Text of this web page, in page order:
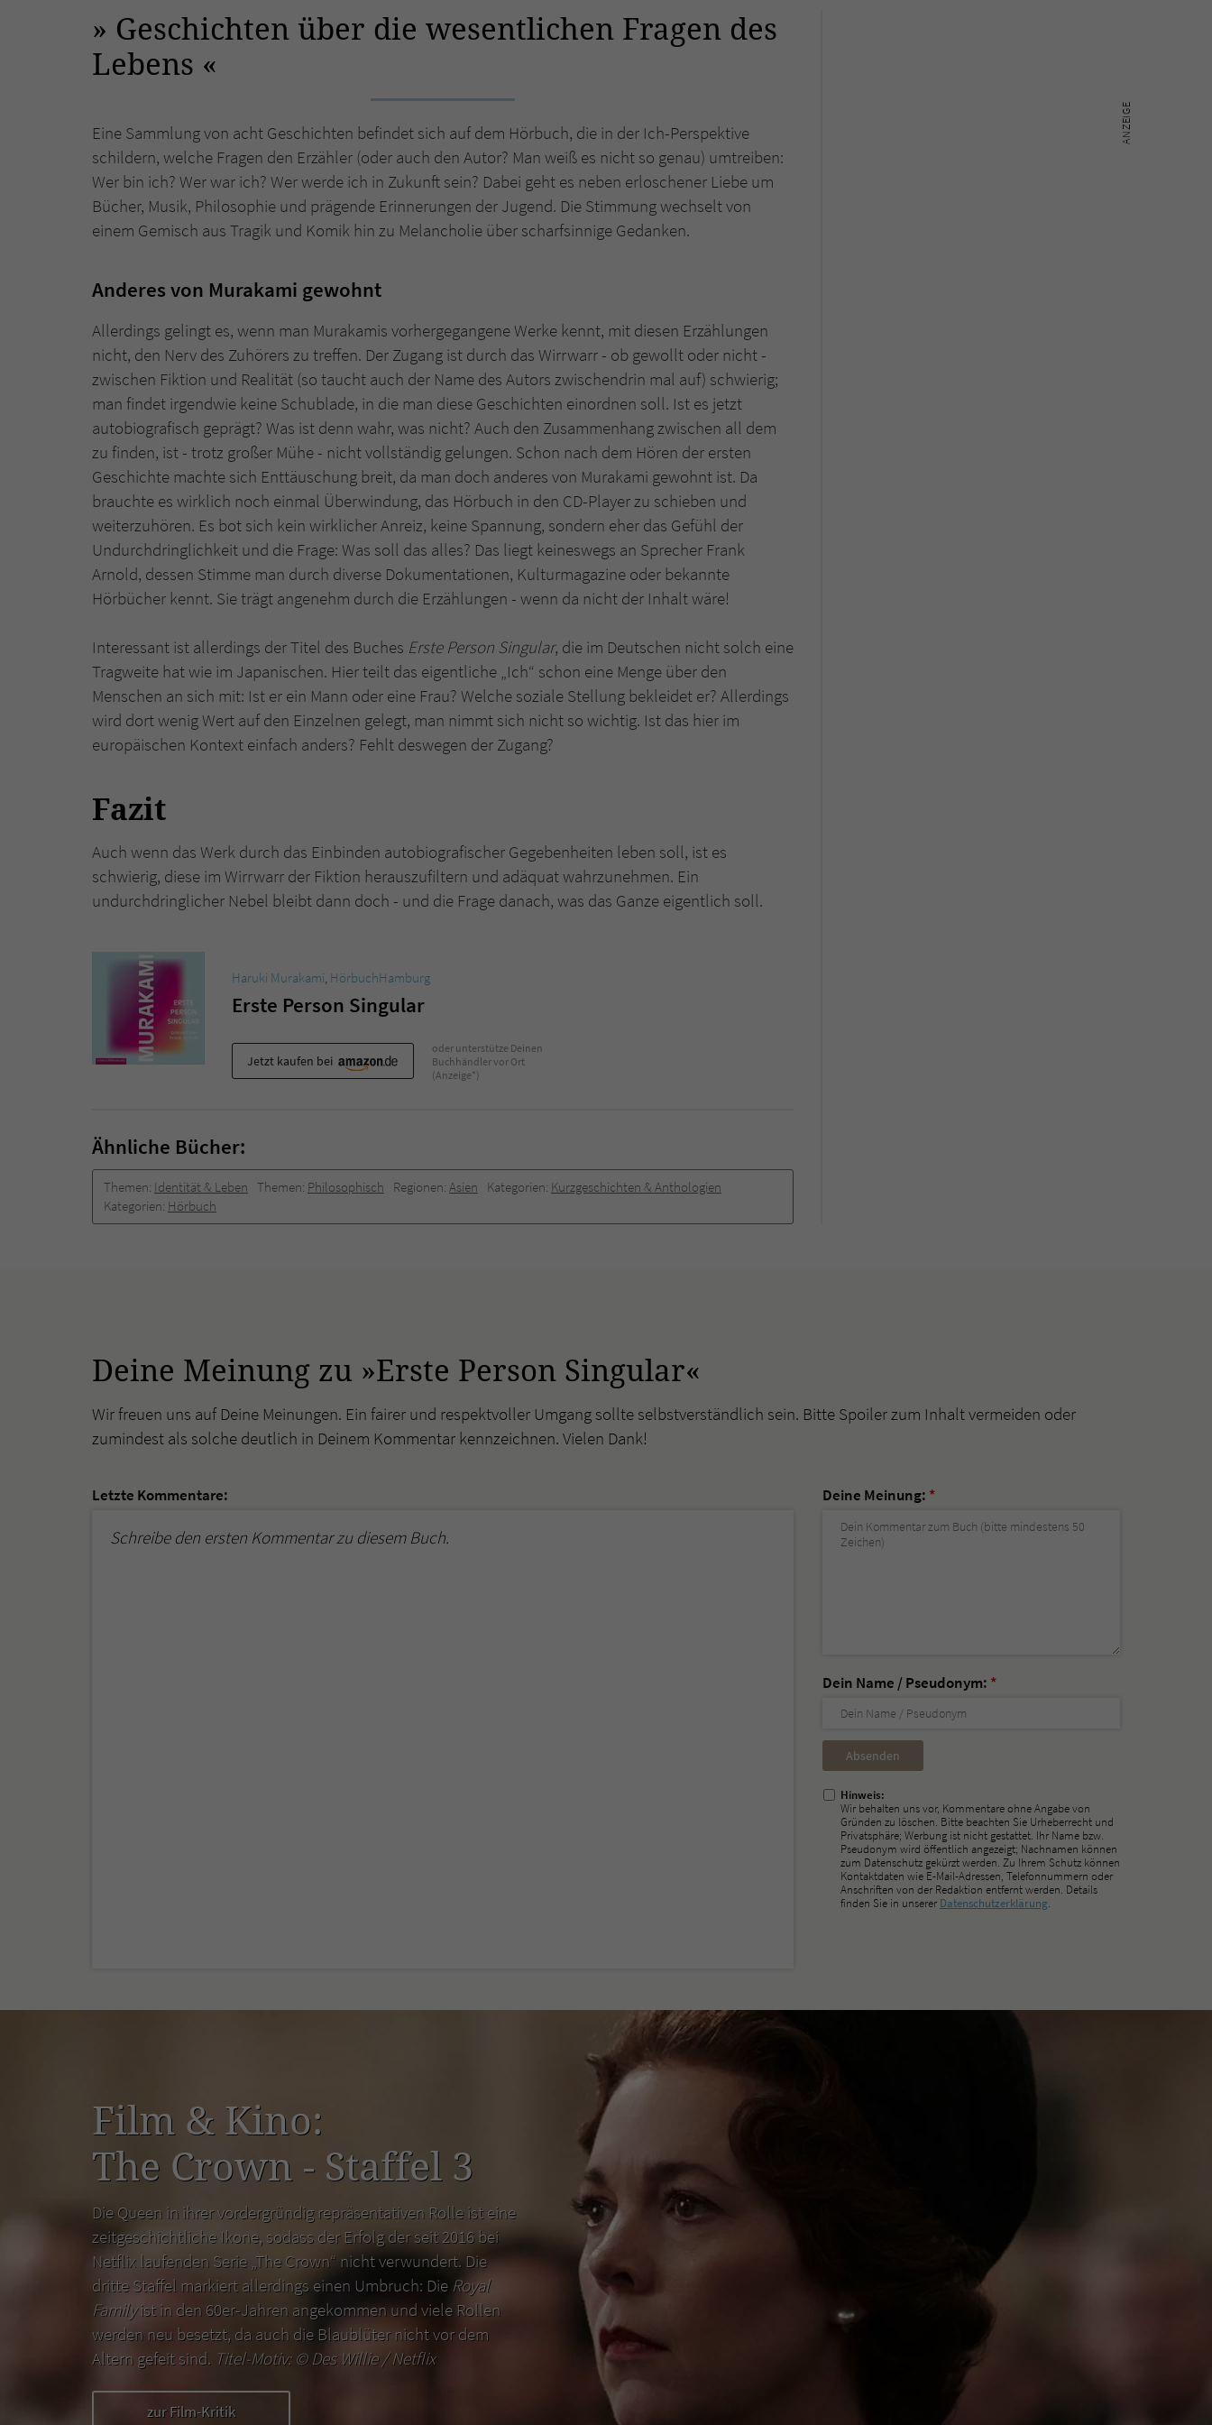
Geschichten über die wesentlichen Fragen des
Lebens
Eine Sammlung von acht Geschichten befindet sich auf dem Hörbuch, die in der Ich-Perspektive
schildern, welche Fragen den Erzähler (oder auch den Autor? Man weiß es nicht so genau) umtreiben:
Wer bin ich? Wer war ich? Wer werde ich in Zukunft sein? Dabei geht es neben erloschener Liebe um
Bücher, Musik, Philosophie und prägende Erinnerungen der Jugend. Die Stimmung wechselt von
einem Gemisch aus Tragik und Komik hin zu Melancholie über scharfsinnige Gedanken.
Anderes von Murakami gewohnt
Allerdings gelingt es, wenn man Murakamis vorhergegangene Werke kennt, mit diesen Erzählungen
nicht, den Nerv des Zuhörers zu treffen. Der Zugang ist durch das Wirrwarr - ob gewollt oder nicht -
zwischen Fiktion und Realität (so taucht auch der Name des Autors zwischendrin mal auf) schwierig;
man findet irgendwie keine Schublade, in die man diese Geschichten einordnen soll. Ist es jetzt
autobiografisch geprägt? Was ist denn wahr, was nicht? Auch den Zusammenhang zwischen all dem
zu finden, ist - trotz großer Mühe - nicht vollständig gelungen. Schon nach dem Hören der ersten
Geschichte machte sich Enttäuschung breit, da man doch anderes von Murakami gewohnt ist. Da
brauchte es wirklich noch einmal Überwindung, das Hörbuch in den CD-Player zu schieben und
weiterzuhören. Es bot sich kein wirklicher Anreiz, keine Spannung, sondern eher das Gefühl der
Undurchdringlichkeit und die Frage: Was soll das alles? Das liegt keineswegs an Sprecher Frank
Arnold, dessen Stimme man durch diverse Dokumentationen, Kulturmagazine oder bekannte
Hörbücher kennt. Sie trägt angenehm durch die Erzählungen - wenn da nicht der Inhalt wäre!
Interessant ist allerdings der Titel des Buches Erste Person Singular, die im Deutschen nicht solch eine
Tragweite hat wie im Japanischen. Hier teilt das eigentliche „Ich“ schon eine Menge über den
Menschen an sich mit: Ist er ein Mann oder eine Frau? Welche soziale Stellung bekleidet er? Allerdings
wird dort wenig Wert auf den Einzelnen gelegt, man nimmt sich nicht so wichtig. Ist das hier im
europäischen Kontext einfach anders? Fehlt deswegen der Zugang?
Fazit
Auch wenn das Werk durch das Einbinden autobiografischer Gegebenheiten leben soll, ist es
schwierig, diese im Wirrwarr der Fiktion herauszufiltern und adäquat wahrzunehmen. Ein
undurchdringlicher Nebel bleibt dann doch - und die Frage danach, was das Ganze eigentlich soll.
Haruki Murakami, HörbuchHamburg
Erste Person Singular
Jetzt kaufen bei
oder unterstütze Deinen
Buchhändler vor Ort
(Anzeige*)
Ähnliche Bücher:
Themen: Identität & Leben Themen: Philosophisch Regionen: Asien Kategorien: Kurzgeschichten & Anthologien
Kategorien: Hörbuch
Deine Meinung zu »Erste Person Singular«
Wir freuen uns auf Deine Meinungen. Ein fairer und respektvoller Umgang sollte selbstverständlich sein. Bitte Spoiler zum Inhalt vermeiden oder
zumindest als solche deutlich in Deinem Kommentar kennzeichnen. Vielen Dank!
Letzte Kommentare:
Schreibe den ersten Kommentar zu diesem Buch.
Deine Meinung: *
Dein Name / Pseudonym: *
Nicht
ausfüllen!
Hinweis:
Wir behalten uns vor, Kommentare ohne Angabe von
Gründen zu löschen. Bitte beachten Sie Urheberrecht und
Privatsphäre; Werbung ist nicht gestattet. Ihr Name bzw.
Pseudonym wird öffentlich angezeigt; Nachnamen können
zum Datenschutz gekürzt werden. Zu Ihrem Schutz können
Kontaktdaten wie E-Mail-Adressen, Telefonnummern oder
Anschriften von der Redaktion entfernt werden. Details
finden Sie in unserer Datenschutzerklärung.
Film & Kino:
The Crown - Staffel 3
Die Queen in ihrer vordergründig repräsentativen Rolle ist eine
zeitgeschichtliche Ikone, sodass der Erfolg der seit 2016 bei
Netflix laufenden Serie „The Crown“ nicht verwundert. Die
dritte Staffel markiert allerdings einen Umbruch: Die Royal
Familyist in den 60er-Jahren angekommen und viele Rollen
werden neu besetzt, da auch die Blaublüter nicht vor dem
Altern gefeit sind. Titel-Motiv: ©Des Willie / Netflix
zur Film-Kritik
Name tx_pwcomments_ahash
Laufzeit 1 Jahr
Zweck Cookie für Kommentare einzelner Buchtitel
Name fe_typo_user
Zweck
Dieses Cookie gewährleistet die Kommunikation der
Webseite mit dem Benutzer. Es wird benötigt um z. B.
den Sicherheitscode des Kontaktformulars zu
überprüfen.